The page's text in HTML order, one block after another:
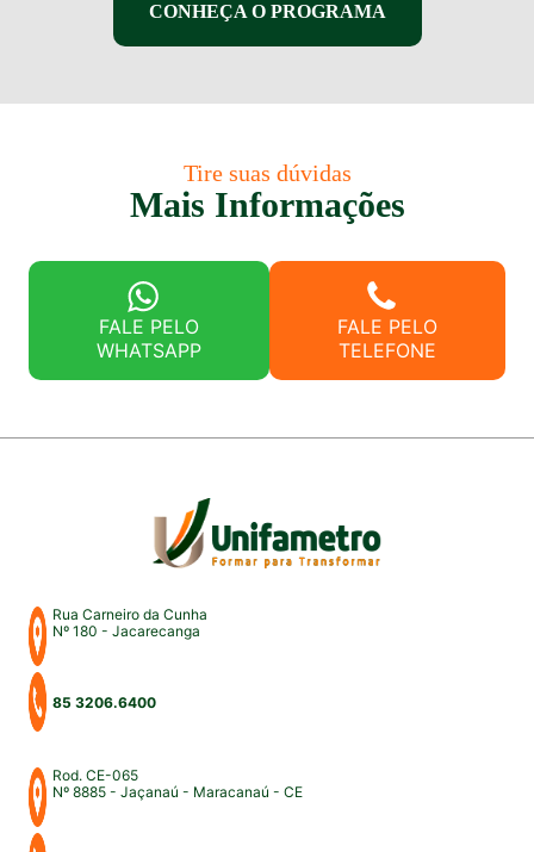
CONHEÇA O PROGRAMA
Tire suas dúvidas
Mais Informações
FALE PELO
WHATSAPP
FALE PELO
TELEFONE
Rua Carneiro da Cunha
Nº 180 - Jacarecanga
85 3206.6400
Rod. CE-065
Nº 8885 - Jaçanaú - Maracanaú - CE